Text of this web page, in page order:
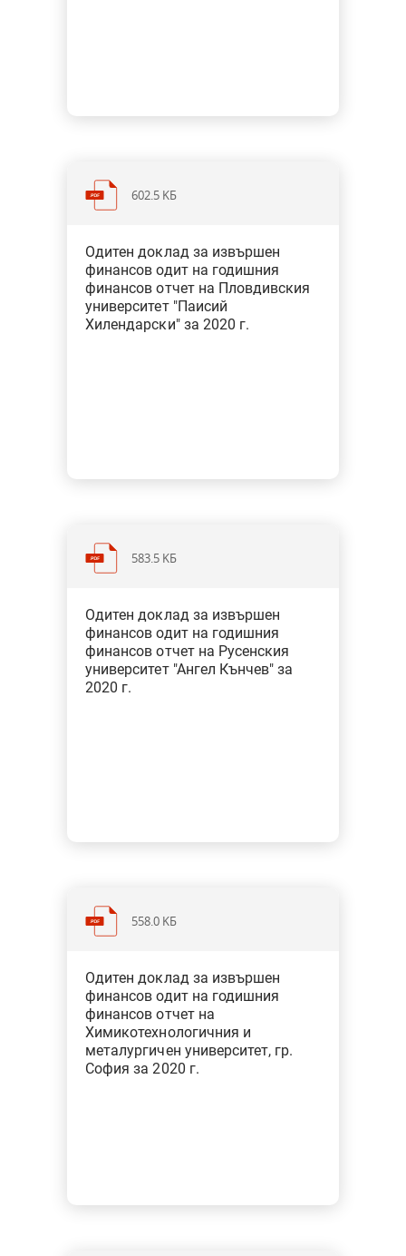
602.5 KБ
спорт, култура, медии
Тип: Финансов одит
Одитен доклад за извършен
финансов одит на годишния
финансов отчет на Пловдивския
университет "Паисий
Хилендарски" за 2020 г.
583.5 KБ
спорт, култура, медии
Тип: Финансов одит
Одитен доклад за извършен
финансов одит на годишния
финансов отчет на Русенския
университет "Ангел Кънчев" за
2020 г.
558.0 KБ
спорт, култура, медии
Тип: Финансов одит
Одитен доклад за извършен
финансов одит на годишния
финансов отчет на
Химикотехнологичния и
металургичен университет, гр.
София за 2020 г.